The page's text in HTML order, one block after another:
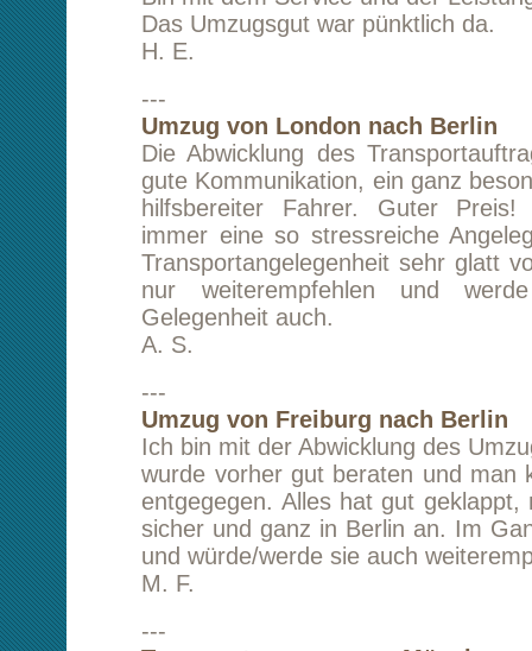
Umzug von Hartheim (bei Freiburg) nach
Hallo Hr. Lam,
ich war sehr zufrieden mit der
mal wieder etwas ansteht, werde
zurückkommen. Vielen Dank.
Grüße M. W. aus Hartheim/Freiburg
Umzug von Barcelona (Spanien)
(Schweden)
Wir möchten uns herzlichst für Ihren
Service bedanken. Genau wie
Umzug reibungslos, schnell und zeitlich
äußerst persönliche Hilfe und Service
sowie von Ihren Fahrern hat uns sehr
sein. Wir werden Sie auf jeden Fall
Vielen Dank!
H. A.
Transport von Berlin nach München
Hallo Herr Lam, vielen Dank für die super
die nette und schnelle Kommunikation.
Rollers von Berlin nach München hat
DANKE!
A. E.